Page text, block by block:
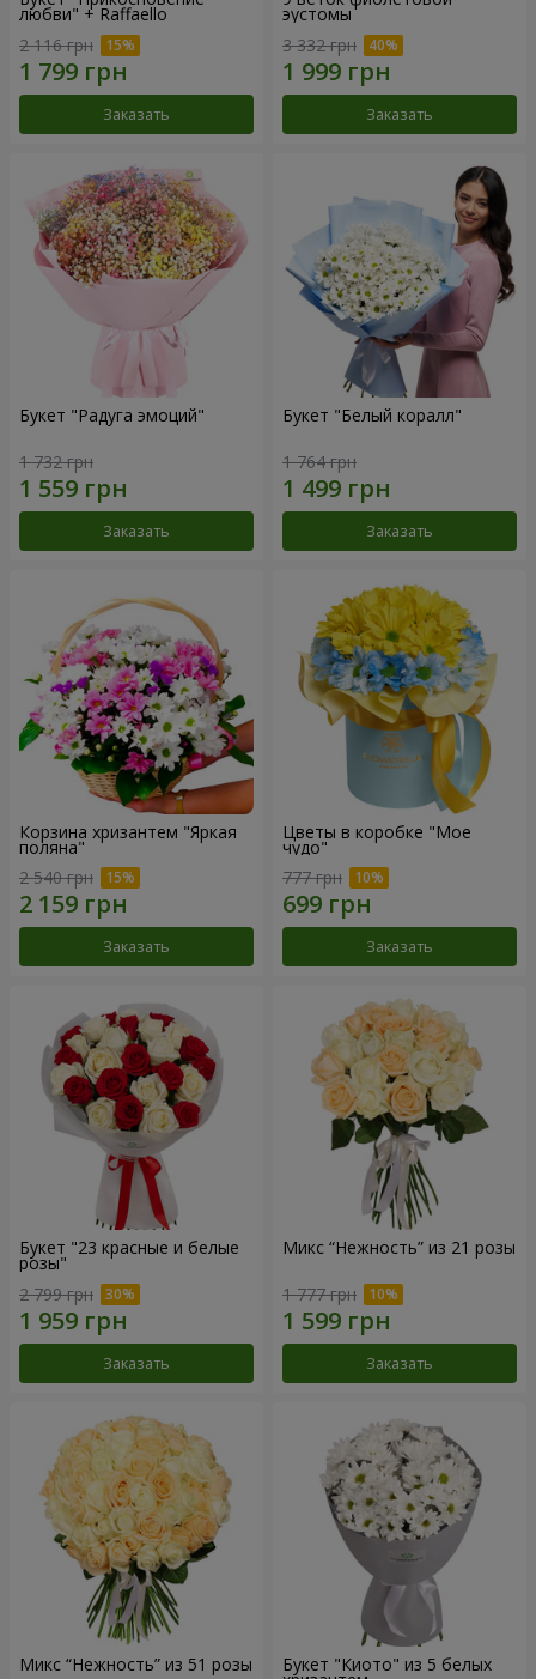
любви" + Raffaello
2 116 грн
Заказать
эустомы
3 332 грн
Заказать
Букет "Радуга эмоций"
1 732 грн
Заказать
Букет "Белый коралл"
1 764 грн
Заказать
Корзина хризантем "Яркая
поляна"
2 540 грн
Заказать
Цветы в коробке "Мое
чудо"
777 грн
Заказать
Букет "23 красные и белые
розы"
2 799 грн
Заказать
Микс “Нежность” из 21 розы
1 777 грн
Заказать
Микс “Нежность” из 51 розы Букет "Киото" из 5 белых